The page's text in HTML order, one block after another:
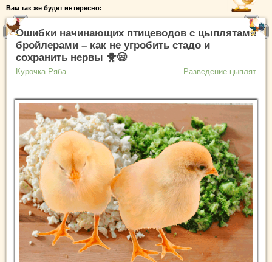
Вам так же будет интересно:
Ошибки начинающих птицеводов с цыплятами
бройлерами – как не угробить стадо и
сохранить нервы 🐥😄
Курочка Ряба Разведение цыплят